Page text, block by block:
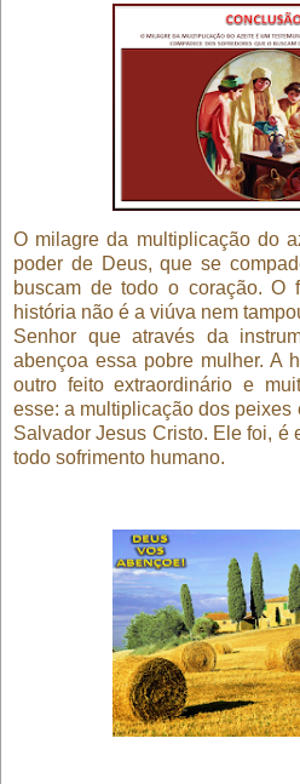
O milagre da multiplicação do
poder de Deus, que se
buscam de todo o coração. O
história não é a viúva nem
Senhor que através da
abençoa essa pobre mulher. A
outro feito extraordinário e
esse: a multiplicação dos peixes
Salvador Jesus Cristo. Ele foi, é
todo sofrimento humano.